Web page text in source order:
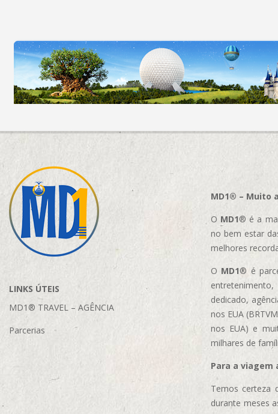
LINKS ÚTEIS
MD1® TRAVEL – AGÊNCIA
Parcerias
MD1® – Muito
O MD1® é a
no bem estar
melhores
O MD1® é
dedicado,
nos EUA
nos EUA) e
milhares de
Para a viagem
Temos certeza
durante meses